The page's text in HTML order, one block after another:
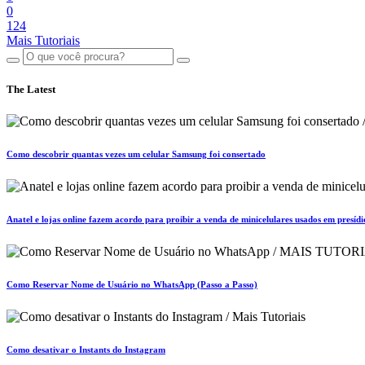
0
124
Mais Tutoriais
The Latest
Como descobrir quantas vezes um celular Samsung foi consertado
Anatel e lojas online fazem acordo para proibir a venda de minicelulares usados em
Como Reservar Nome de Usuário no WhatsApp (Passo a Passo)
Como desativar o Instants do Instagram